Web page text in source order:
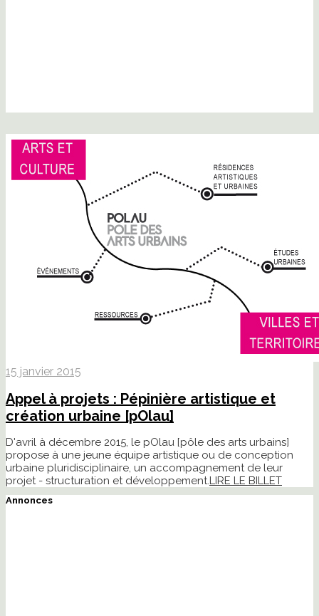
15 janvier 2015
Appel à projets : Pépinière artistique et
création urbaine [pOlau]
D'avril à décembre 2015, le pOlau [pôle des arts urbains]
propose à une jeune équipe artistique ou de conception
urbaine pluridisciplinaire, un accompagnement de leur
projet - structuration et développement.LIRE LE BILLET
Annonces